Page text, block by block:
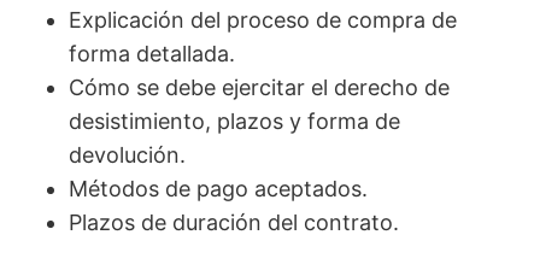
Explicación del proceso de compra de
forma detallada.
Cómo se debe ejercitar el derecho de
desistimiento, plazos y forma de
devolución.
Métodos de pago aceptados.
Plazos de duración del contrato.